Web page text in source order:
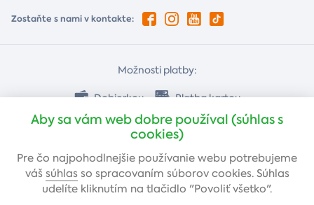
Zostaňte s nami v kontakte:
Možnosti platby:
Dobierkou Platba kartou
Bankovým prevodom
Aby sa vám web dobre používal (súhlas s
cookies)
Pre čo najpohodlnejšie používanie webu potrebujeme
váš súhlas so spracovaním súborov cookies. Súhlas
udelíte kliknutím na tlačidlo "Povoliť všetko".